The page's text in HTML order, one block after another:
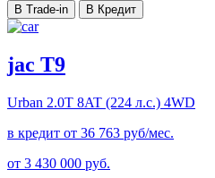
В Trade-in В Кредит
jac T9
Urban 2.0T 8AT (224 л.с.) 4WD
в кредит от 36 763 руб/мес.
от 3 430 000 руб.